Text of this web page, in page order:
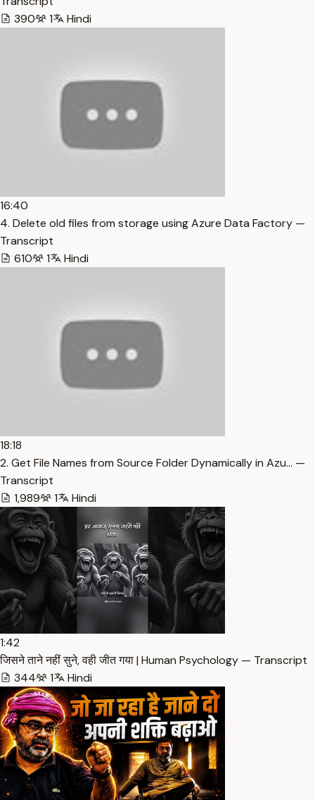
390
1 Hindi
16:40
4. Delete old files from storage using Azure Data Factory —
Transcript
610
1 Hindi
18:18
2. Get File Names from Source Folder Dynamically in Azu… —
Transcript
1,989
1 Hindi
1:42
जिसने ताने नहीं सुने, वही जीत गया | Human Psychology — Transcript
344
1 Hindi